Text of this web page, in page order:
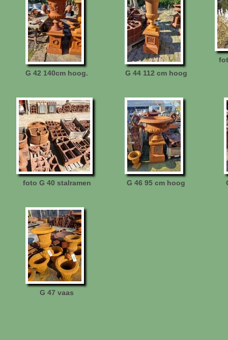
G 42 140cm hoog. G 44 112 cm hoog
foto G 40 stalramen G 46 95 cm hoog
G 47 vaas